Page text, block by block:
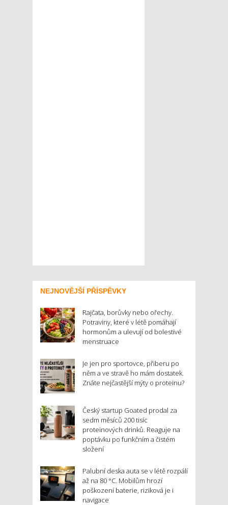
NEJNOVĚJŠÍ PŘÍSPĚVKY
Rajčata, borůvky nebo ořechy.
Potraviny, které v létě pomáhají
hormonům a ulevují od bolestivé
menstruace
Je jen pro sportovce, přiberu po
něm a ve stravě ho mám dostatek.
Znáte nejčastější mýty o proteinu?
Český startup Goated prodal za
sedm měsíců 200 tisíc
proteinových drinků. Reaguje na
poptávku po funkčním a čistém
složení
Palubní deska auta se v létě rozpálí
až na 80 °C. Mobilům hrozí
poškození baterie, riziková je i
navigace